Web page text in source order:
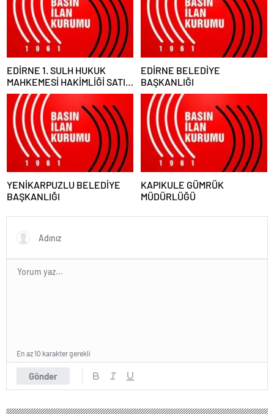
EDİRNE 1. SULH HUKUK
MAHKEMESİ HAKİMLİĞİ SATIŞ
MEMURLUĞU
EDİRNE BELEDİYE
BAŞKANLIĞI
YENİKARPUZLU BELEDİYE
BAŞKANLIĞI
KAPIKULE GÜMRÜK
MÜDÜRLÜĞÜ
Gönder
En az 10 karakter gerekli